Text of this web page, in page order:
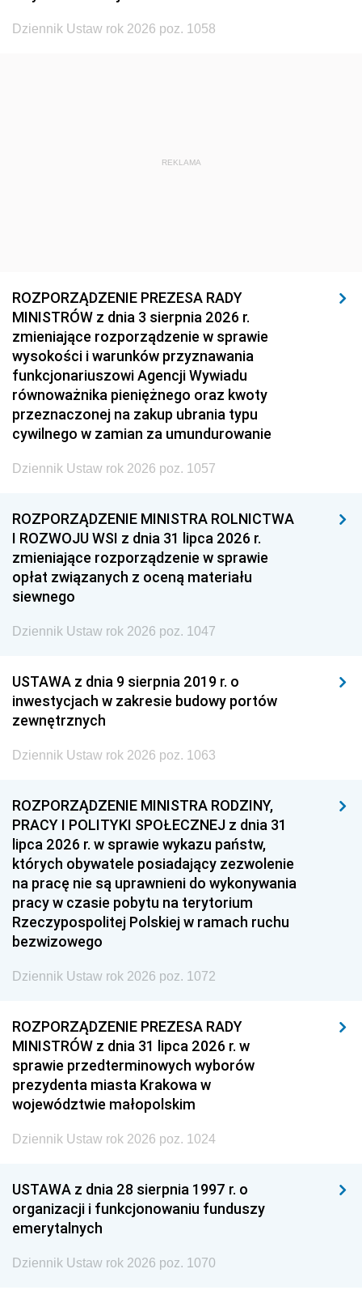
1923 1922
Dziennik Ustaw rok 2026 poz. 1058
REKLAMA
ROZPORZĄDZENIE PREZESA RADY
MINISTRÓW z dnia 3 sierpnia 2026 r.
zmieniające rozporządzenie w sprawie
wysokości i warunków przyznawania
funkcjonariuszowi Agencji Wywiadu
równoważnika pieniężnego oraz kwoty
przeznaczonej na zakup ubrania typu
cywilnego w zamian za umundurowanie
Dziennik Ustaw rok 2026 poz. 1057
ROZPORZĄDZENIE MINISTRA ROLNICTWA
I ROZWOJU WSI z dnia 31 lipca 2026 r.
zmieniające rozporządzenie w sprawie
opłat związanych z oceną materiału
siewnego
Dziennik Ustaw rok 2026 poz. 1047
USTAWA z dnia 9 sierpnia 2019 r. o
inwestycjach w zakresie budowy portów
zewnętrznych
Dziennik Ustaw rok 2026 poz. 1063
ROZPORZĄDZENIE MINISTRA RODZINY,
PRACY I POLITYKI SPOŁECZNEJ z dnia 31
lipca 2026 r. w sprawie wykazu państw,
których obywatele posiadający zezwolenie
na pracę nie są uprawnieni do wykonywania
pracy w czasie pobytu na terytorium
Rzeczypospolitej Polskiej w ramach ruchu
bezwizowego
Dziennik Ustaw rok 2026 poz. 1072
ROZPORZĄDZENIE PREZESA RADY
MINISTRÓW z dnia 31 lipca 2026 r. w
sprawie przedterminowych wyborów
prezydenta miasta Krakowa w
województwie małopolskim
Dziennik Ustaw rok 2026 poz. 1024
USTAWA z dnia 28 sierpnia 1997 r. o
organizacji i funkcjonowaniu funduszy
emerytalnych
Dziennik Ustaw rok 2026 poz. 1070